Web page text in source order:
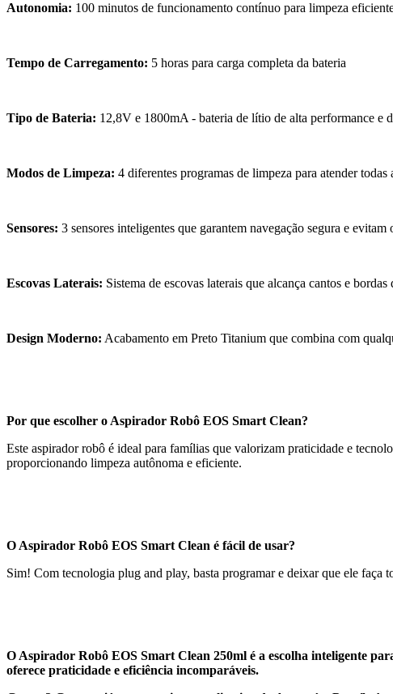
Autonomia: 100 minutos de funcionamento contínuo para limpeza
Tempo de Carregamento: 5 horas para carga completa da bateria
Tipo de Bateria: 12,8V e 1800mA - bateria de lítio de alta performance e
Modos de Limpeza: 4 diferentes programas de limpeza para atender todas
Sensores: 3 sensores inteligentes que garantem navegação segura e evitam
Escovas Laterais: Sistema de escovas laterais que alcança cantos e
Design Moderno: Acabamento em Preto Titanium que combina com
Por que escolher o Aspirador Robô EOS Smart Clean?
Este aspirador robô é ideal para famílias que valorizam praticidade e
proporcionando limpeza autônoma e eficiente.
O Aspirador Robô EOS Smart Clean é fácil de usar?
Sim! Com tecnologia plug and play, basta programar e deixar que ele faça
O Aspirador Robô EOS Smart Clean 250ml é a escolha inteligente
oferece praticidade e eficiência incomparáveis.